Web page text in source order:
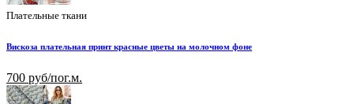
Плательные ткани
Вискоза плательная принт красные цветы на молочном фоне
700 руб/пог.м.